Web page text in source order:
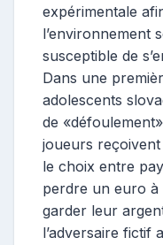
e
u
r
expérimentale
l’environnement
susceptible de
Dans une
adolescents
de
joueurs
le choix entre
perdre un euro
garder leur
l’adversaire fictif